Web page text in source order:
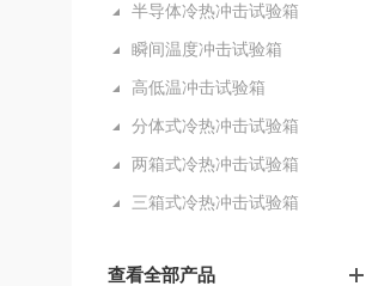
半导体冷热冲击试验箱
瞬间温度冲击试验箱
高低温冲击试验箱
分体式冷热冲击试验箱
两箱式冷热冲击试验箱
三箱式冷热冲击试验箱
查看全部产品